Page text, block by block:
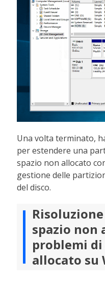
Una volta terminato,
per estendere una
spazio non allocato
gestione delle
del disco.
spazio non
problemi di
allocato su